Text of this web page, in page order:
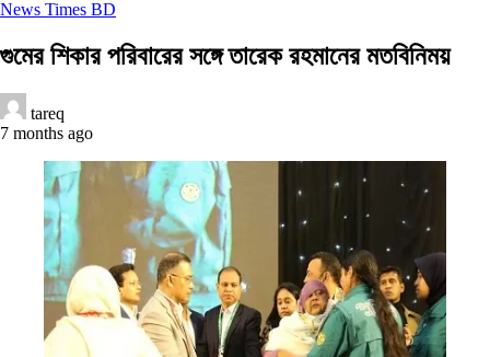
News Times BD
গুমের শিকার পরিবারের সঙ্গে তারেক রহমানের মতবিনিময়
tareq
7 months ago